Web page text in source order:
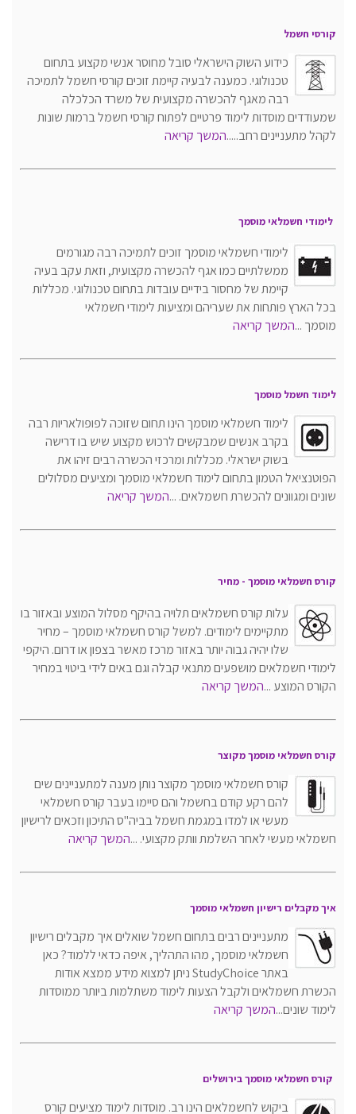
קורסי חשמל
כידוע השוק הישראלי סובל מחוסר אנשי מקצוע בתחום
טכנולוגי. כמענה לבעיה קיימת זוכים קורסי חשמל לתמיכה
רבה מאגף להכשרה מקצועית של משרד הכלכלה
שמעודדים מוסדות לימוד פרטיים לפתוח קורסי חשמל ברמות שונות
לקהל מתעניינים רחב.....המשך קריאה
לימודי חשמלאי מוסמך
לימודי חשמלאי מוסמך זוכים לתמיכה רבה מגורמים
ממשלתיים כמו אגף להכשרה מקצועית, וזאת עקב בעיה
קיימת של מחסור בידיים עובדות בתחום טכנולוגי. מכללות
בכל הארץ פותחות את שעריהם ומציעות לימודי חשמלאי
מוסמך ...המשך קריאה
לימוד חשמל מוסמך
לימוד חשמלאי מוסמך הינו תחום שזוכה לפופולאריות רבה
בקרב אנשים שמבקשים לרכוש מקצוע שיש בו דרישה
בשוק ישראלי. מכללות ומרכזי הכשרה רבים זיהו את
הפוטנציאל הטמון בתחום לימוד חשמלאי מוסמך ומציעים מסלולים
שונים ומגוונים להכשרת חשמלאים. ...המשך קריאה
קורס חשמלאי מוסמך - מחיר
עלות קורס חשמלאים תלויה בהיקף מסלול המוצע ובאזור בו
מתקיימים לימודים. למשל קורס חשמלאי מוסמך – מחיר
שלו יהיה גבוה יותר באזור מרכז מאשר בצפון או דרום. היקפי
לימודי חשמלאים מושפעים מתנאי קבלה וגם באים לידי ביטוי במחיר
הקורס המוצע ...המשך קריאה
קורס חשמלאי מוסמך מקוצר
קורס חשמלאי מוסמך מקוצר נותן מענה למתעניינים שים
להם רקע קודם בחשמל והם סיימו בעבר קורס חשמלאי
מעשי או למדו במגמת חשמל בביה"ס התיכון וזכאים לרישיון
חשמלאי מעשי לאחר השלמת וותק מקצועי. ...המשך קריאה
איך מקבלים רישיון חשמלאי מוסמך
מתעניינים רבים בתחום חשמל שואלים איך מקבלים רישיון
חשמלאי מוסמך, מהו התהליך, איפה כדאי ללמוד? כאן
באתר StudyChoice ניתן למצוא מידע ממצא אודות
הכשרת חשמלאים ולקבל הצעות לימוד משתלמות ביותר ממוסדות
לימוד שונים...המשך קריאה
קורס חשמלאי מוסמך בירושלים
ביקוש לחשמלאים הינו רב. מוסדות לימוד מציעים קורס